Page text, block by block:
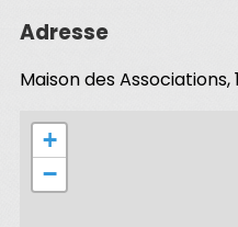
Adresse
Maison des Associations,
+
−